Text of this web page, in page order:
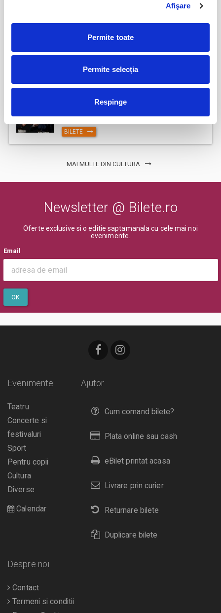
Afişare
Permite toate
Permite selecția
Respinge
BILETE
MAI MULTE DIN CULTURA
Newsletter @ Bilete.ro
Oferte exclusive si o editie saptamanala cu cele mai noi
evenimente.
Email
OK
Ajutor
Cum comand bilete?
Plata online sau cash
eBilet printat acasa
Livrare prin curier
Returnare bilete
Duplicare bilete
Evenimente
Teatru
Concerte si
festivaluri
Sport
Pentru copii
Cultura
Diverse
Calendar
Despre noi
Contact
Termeni si conditii